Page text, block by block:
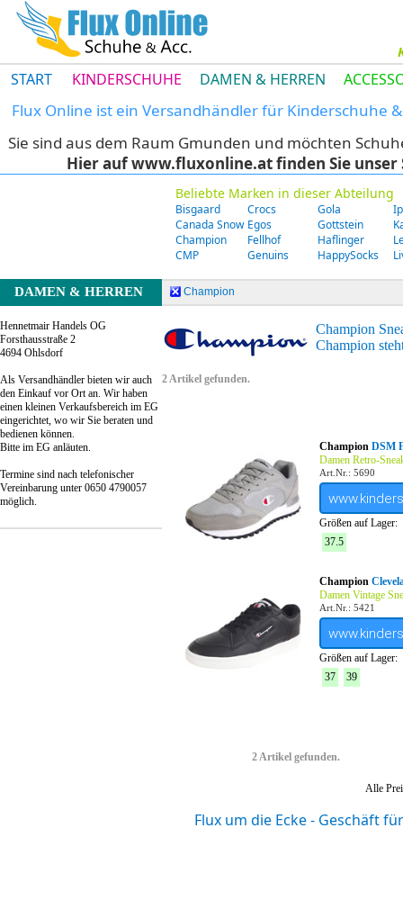
START KINDERSCHUHE DAMEN & HERREN
Flux Online ist ein Versandhändler für Kinderschuhe
Sie sind aus dem Raum Gmunden und möchten
Hier auf www.fluxonline.at finden Sie
Beliebte Marken in dieser Abteilung
Bisgaard
Canada Snow
Champion
CMP
Crocs
Egos
Fellhof
Genuins
Gola
Gottstein
Haflinger
HappySocks
DAMEN & HERREN
Hennetmair Handels OG
Forsthausstraße 2
4694 Ohlsdorf
Als Versandhändler bieten wir auch
den Einkauf vor Ort an. Wir haben
einen kleinen Verkaufsbereich im EG
eingerichtet, wo wir Sie beraten und
bedienen können.
Bitte im EG anläuten.
Termine sind nach telefonischer
Vereinbarung unter 0650 4790057
möglich.
Champion
Champion
Champion
2 Artikel gefunden.
Champion DSM
Damen Retro-
Art.Nr.: 5690
Größen auf Lager:
37.5
Champion
Damen Vintage
Art.Nr.: 5421
Größen auf Lager:
37
39
2 Artikel gefunden.
Alle
Flux um die Ecke - Geschäft